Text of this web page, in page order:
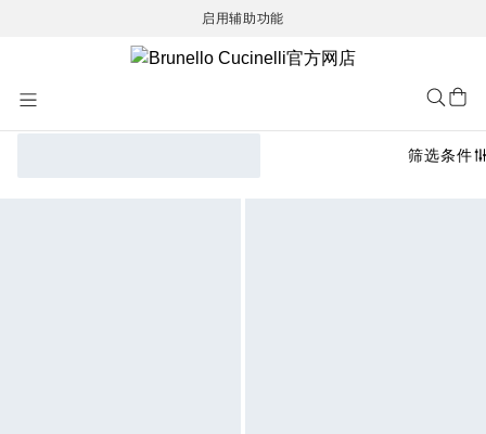
启用辅助功能
Content
筛选条件